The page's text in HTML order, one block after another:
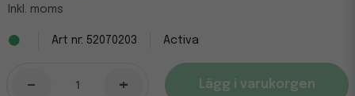
Inkl. moms
52070203 Activa
- + Lägg i varukorgen